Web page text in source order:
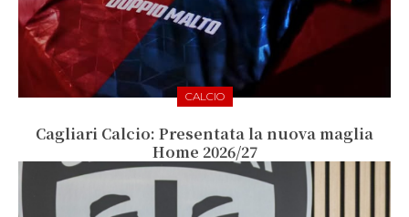
CALCIO
Cagliari Calcio: Presentata la nuova maglia
Home 2026/27